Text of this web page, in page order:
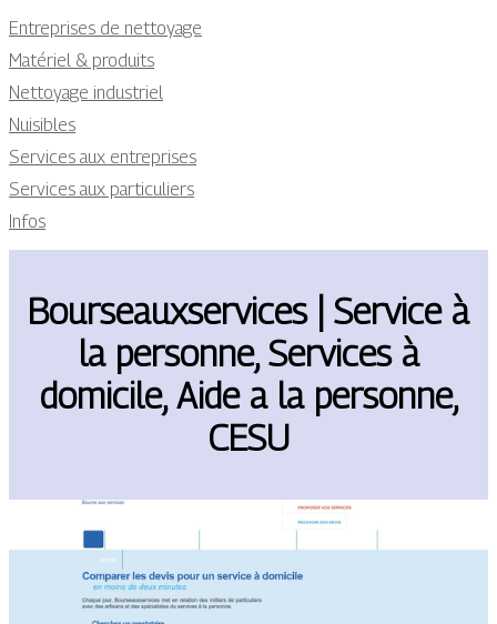
Entreprises de nettoyage
Matériel & produits
Nettoyage industriel
Nuisibles
Services aux entreprises
Services aux particuliers
Infos
Bour­seauxser­vi­ces | Service à
la personne, Services à
domicile, Aide a la personne,
CESU